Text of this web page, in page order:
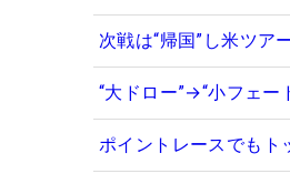
次戦は“帰国”し米ツ
“大ドロー”→“小フェ
ポイントレースでも